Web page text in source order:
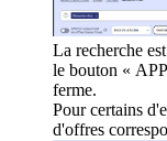
La recherche
le bouton «
ferme.
Pour certains
d'offres